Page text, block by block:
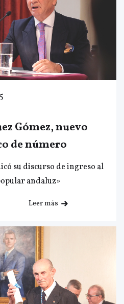
Gómez, nuevo
de número
su discurso de ingreso al
andaluz»
Leer más